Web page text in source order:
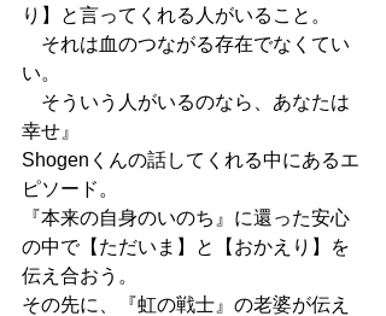
り】と言ってくれる人がいること。
それは血のつながる存在でなくてい
い。
そういう人がいるのなら、あなたは
幸せ』
Shogenくんの話してくれる中にあるエ
ピソード。
『本来の自身のいのち』に還った安心
の中で【ただいま】と【おかえり】を
伝え合おう。
その先に、『虹の戦士』の老婆が伝え